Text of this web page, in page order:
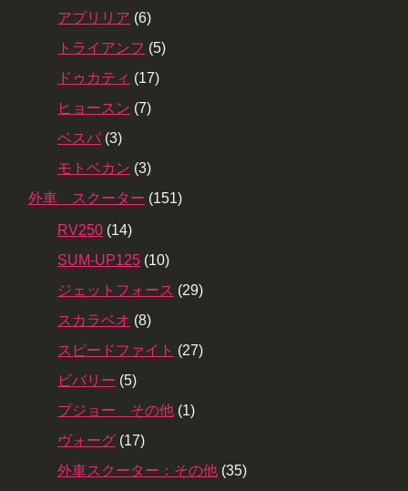
アプリリア (6)
トライアンフ (5)
ドゥカティ (17)
ヒョースン (7)
ベスパ (3)
モトベカン (3)
外車 スクーター (151)
RV250 (14)
SUM-UP125 (10)
ジェットフォース (29)
スカラベオ (8)
スピードファイト (27)
ビバリー (5)
プジョー その他 (1)
ヴォーグ (17)
外車スクーター：その他 (35)